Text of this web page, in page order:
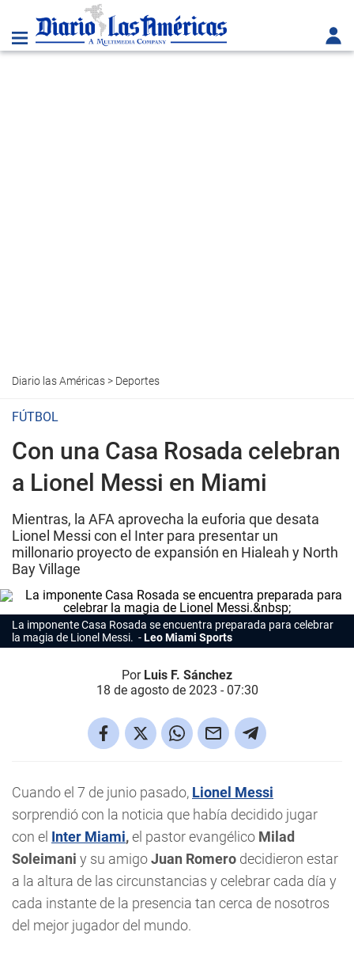
Diario las Américas> Deportes
FÚTBOL
Con una Casa Rosada celebran
a Lionel Messi en Miami
Mientras, la AFA aprovecha la euforia que desata
Lionel Messi con el Inter para presentar un
millonario proyecto de expansión en Hialeah y North
Bay Village
La imponente Casa Rosada se encuentra preparada para celebrar
la magia de Lionel Messi.
Leo Miami Sports
Por Luis F. Sánchez
18 de agosto de 2023 - 07:30
Cuando el 7 de junio pasado, Lionel Messi
sorprendió con la noticia que había decidido jugar
con el Inter Miami,el pastor evangélico Milad
Soleimani y su amigoJuan Romero decidieron estar
a la altura de las circunstancias y celebrar cada día y
cada instante de la presencia tan cerca de nosotros
del mejor jugador del mundo.